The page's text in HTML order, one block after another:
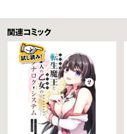
関連コミックス